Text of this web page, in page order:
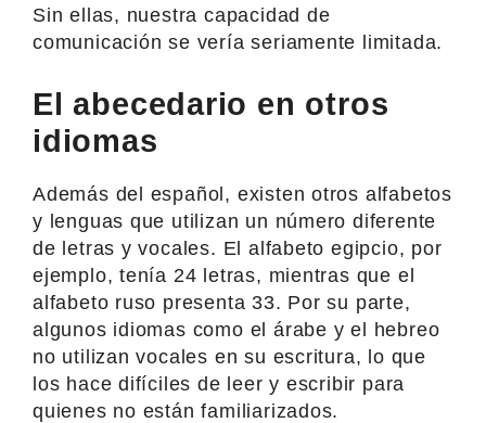
Sin ellas, nuestra capacidad de
comunicación se vería seriamente limitada.
El abecedario en otros
idiomas
Además del español, existen otros alfabetos
y lenguas que utilizan un número diferente
de letras y vocales. El alfabeto egipcio, por
ejemplo, tenía 24 letras, mientras que el
alfabeto ruso presenta 33. Por su parte,
algunos idiomas como el árabe y el hebreo
no utilizan vocales en su escritura, lo que
los hace difíciles de leer y escribir para
quienes no están familiarizados.